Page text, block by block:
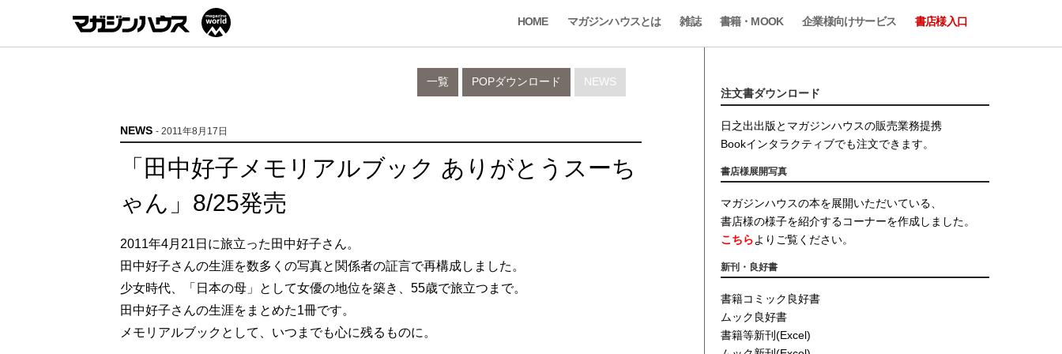
HOME マガジンハウスとは 雑誌 書籍・MOOK 企業様向けサービス 書店様入口
NEWS
POPダウンロード
一覧
NEWS - 2011年8月17日
「田中好子メモリアルブック ありがとうスーち
ゃん」8/25発売
2011年4月21日に旅立った田中好子さん。
田中好子さんの生涯を数多くの写真と関係者の証言で再構成しました。
少女時代、「日本の母」として女優の地位を築き、55歳で旅立つまで。
田中好子さんの生涯をまとめた1冊です。
メモリアルブックとして、いつまでも心に残るものに。
注文書ダウンロード
日之出出版とマガジンハウスの販売業務提携
Bookインタラクティブでも注文できます。
書店様展開写真
マガジンハウスの本を展開いただいている、
書店様の様子を紹介するコーナーを作成しました。
こちらよりご覧ください。
新刊・良好書
書籍コミック良好書
ムック良好書
書籍等新刊(Excel)